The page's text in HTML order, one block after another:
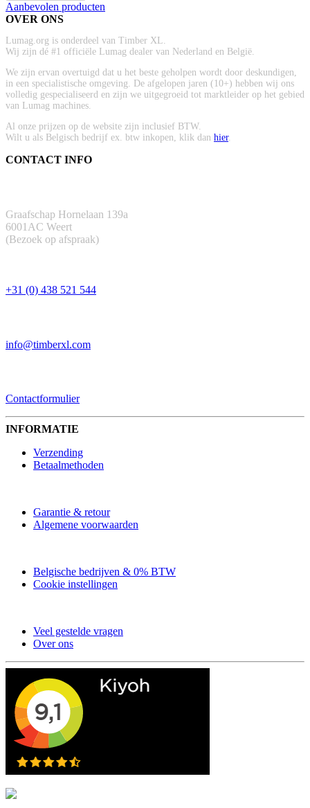
Aanbevolen producten
OVER ONS
Lumag.org is onderdeel van Timber XL.
Wij zijn dé #1 officiële Lumag dealer van Nederland en België.
We zijn ervan overtuigd dat u het beste geholpen wordt door deskundigen,
in een specialistische omgeving. De afgelopen jaren (10+) hebben wij ons
volledig gespecialiseerd en zijn we uitgegroeid tot marktleider op het gebied
van Lumag machines.
Al onze prijzen op de website zijn inclusief BTW.
Wilt u als Belgisch bedrijf ex. btw inkopen, klik dan hier.
CONTACT INFO
Graafschap Hornelaan 139a
6001AC Weert
(Bezoek op afspraak)
+31 (0) 438 521 544
info@timberxl.com
Contactformulier
INFORMATIE
Verzending
Betaalmethoden
Garantie & retour
Algemene voorwaarden
Belgische bedrijven & 0% BTW
Cookie instellingen
Veel gestelde vragen
Over ons